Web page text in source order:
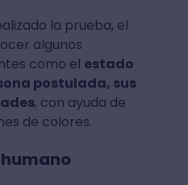
la prueba, el
algunos
como el estado
postulada, sus
, con ayuda de
de colores.